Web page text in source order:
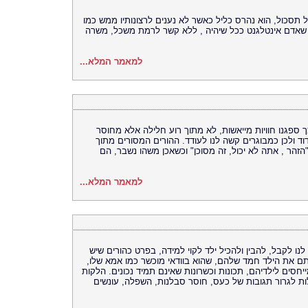
הוא נהרס כליל כאשר לא נענים לרצונותיו ממש כמו
שאדם אינטלגנט ככל שיהיה , ללא קשר לרמת משכל, משרה
למאמר המלא...
ספגנו חוויות מייאשות, לא מתוך רוע חלילה אלא מחוסר
ולכן כמבוגרים קשה לנו לעודד. ההורים המסורים מתוך
, אתה לא יכול, זה מסוכן" וכשאכן משהו נשבר, הם
למאמר המלא...
לקבל, להבין ולהכיל ילד לקוי למידה, בפרט כהורים שיש
את הילד חמד שלהם, שהוא בוודאי מוכשר כמו אמא שלו,
לילדיהם, תכונות וכשרונות שאינם תמיד נכונים. הלקות
לגרור תגובות של כעס, חוסר סבלנות, השפלה, עונשים